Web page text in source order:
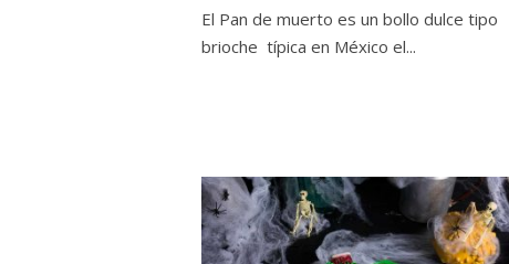
El Pan de muerto es un bollo dulce tipo
brioche típica en México el...